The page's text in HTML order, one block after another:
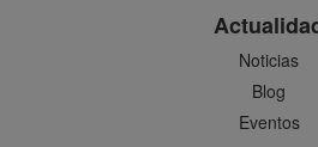
Noticias
Blog
Eventos